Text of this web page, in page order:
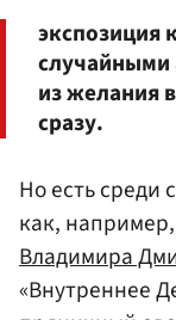
экспозиция
из желания
сразу.
Но есть среди
как,
Владимира
«Внутреннее